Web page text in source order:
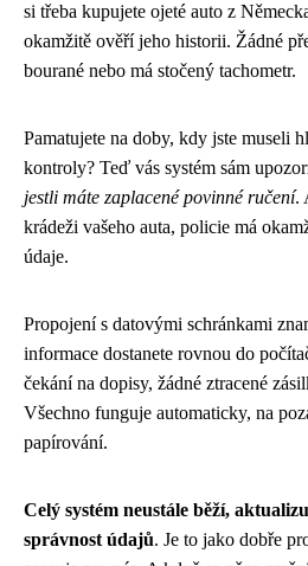
si třeba kupujete ojeté auto z
okamžitě ověří jeho historii. Žádné
bourané nebo má stočený tachometr.
Pamatujete na doby, kdy jste museli
kontroly? Teď vás systém sám
jestli máte zaplacené povinné ručení.
krádeži vašeho auta, policie má
údaje.
Propojení s datovými schránkami
informace dostanete rovnou do
čekání na dopisy, žádné ztracené
Všechno funguje automaticky, na
papírování.
Celý systém neustále běží,
správnost údajů. Je to jako dobře